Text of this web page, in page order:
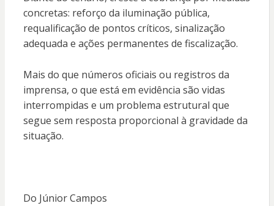
concretas: reforço da iluminação pública,
requalificação de pontos críticos, sinalização
adequada e ações permanentes de fiscalização.
Mais do que números oficiais ou registros da
imprensa, o que está em evidência são vidas
interrompidas e um problema estrutural que
segue sem resposta proporcional à gravidade da
situação.
Do Júnior Campos